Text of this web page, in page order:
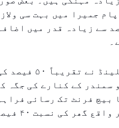
جمیرا میں بہت سی
۲۰ فیصد سے زیادہ قدر
جمیرا بے
سمندر کے کنارے کی جگہ
بیچ فرنٹ تک رسائی
۴۰ فیصد تک زیادہ قیمتی ہو سکتا ہے۔